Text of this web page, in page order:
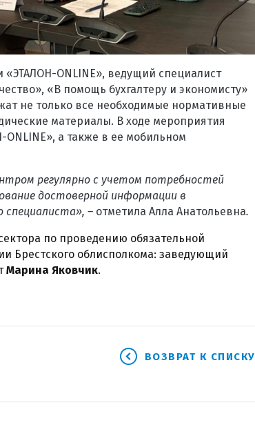
ONLINE», ведущий специалист
«В помощь бухгалтеру и экономисту»
не только все необходимые нормативные
материалы. В ходе мероприятия
а также в ее мобильном
регулярно с учетом потребностей
достоверной информации в
специалиста», – отметила Алла Анатольевна.
по проведению обязательной
Брестского облисполкома: заведующий
Марина Яковчик.
ВОЗВРАТ К СПИСКУ